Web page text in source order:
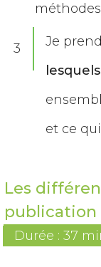
3 Je
et ce
Les
publication
Durée : 37